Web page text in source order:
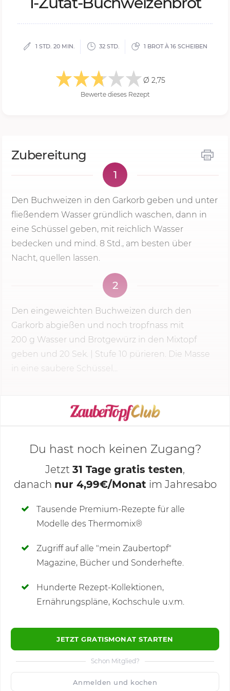
1 STD. 20 MIN. 32 STD. 1 BROT À 16 SCHEIBEN
Ø 2,75
Bewerte dieses Rezept
Zubereitung
1
Den Buchweizen in den Garkorb geben und unter
fließendem Wasser gründlich waschen, dann in
eine Schüssel geben, mit reichlich Wasser
bedecken und mind. 8 Std., am besten über
Nacht, quellen lassen.
2
Den eingeweichten Buchweizen durch den
Garkorb abgießen und noch tropfnass mit
200 g Wasser und Brotgewürz in den Mixtopf
geben und 20 Sek.
| Stufe 10 pürieren. Die Masse
in eine saubere Schüssel...
KOCHMODUS STARTEN
Deine Notizen
Du hast noch keinen Zugang?
Jetzt 31 Tage gratis testen,
danach nur 4,99€/Monat im Jahresabo
Tausende Premium-Rezepte für alle
Modelle des Thermomix®
Zugriff auf alle "mein Zaubertopf"
Magazine, Bücher und Sonderhefte.
Hunderte Rezept-Kollektionen,
Ernährungspläne, Kochschule u.v.m.
JETZT GRATISMONAT STARTEN
Schon Mitglied?
Anmelden und kochen
Kommentare(3)
🙂 Speichern